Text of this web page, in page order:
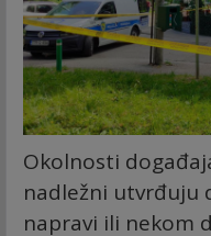
Okolnosti
nadležni utvrđuju
napravi ili nekom